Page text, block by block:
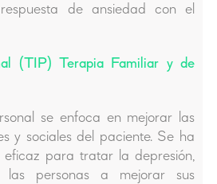
de ansiedad con el
(TIP) Terapia Familiar y de
se enfoca en mejorar las
y sociales del paciente. Se ha
eficaz para tratar la depresión,
personas a mejorar sus